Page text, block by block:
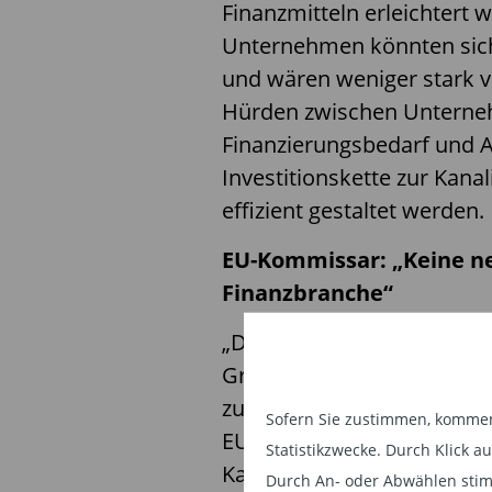
Sofern Sie zustimmen,
Statistikzwecke. Durch Klick
Durch An- oder Abwählen
Finanzmitteln erleichtert
Unternehmen könnten
und wären weniger stark
Hürden zwischen
Finanzierungsbedarf und
Investitionskette zur
effizient gestaltet werden.
EU-Kommissar: „Keine
Finanzbranche“
„Die Richtung, in die wir
Grund auf einen
zu erkennen und
EU-Kommissar für
Kapitalmarktunion. „Die